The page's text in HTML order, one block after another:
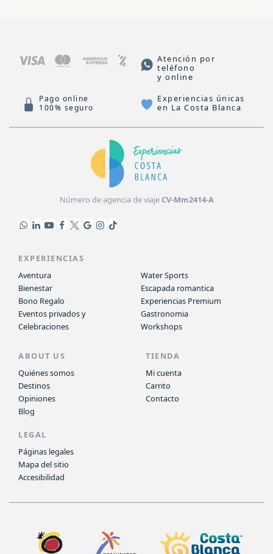
Atención por
teléfono
y online
Pago online
100% seguro
Experiencias únicas
en La Costa Blanca
Número de agencia de viajeCV-Mm2414-A
EXPERIENCIAS
Aventura
Bienestar
Bono Regalo
Eventos privados y
Celebraciones
Water Sports
Escapada romantica
Experiencias Premium
Gastronomia
Workshops
ABOUT US
Quiénes somos
Destinos
Opiniones
Blog
TIENDA
Mi cuenta
Carrito
Contacto
LEGAL
Páginas legales
Mapa del sitio
Accesibilidad